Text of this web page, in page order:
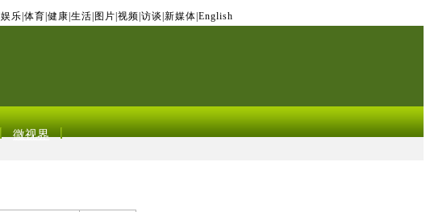
娱乐 体育 健康 生活 图片 视频 访谈 新媒体 English
微视界